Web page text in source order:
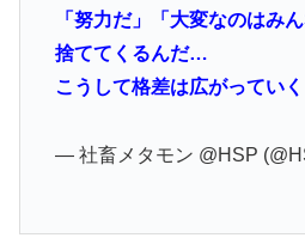
「努力だ」「大変なのはみ
捨ててくるんだ…
こうして格差は広がっていく
— 社畜メタモン @HSP